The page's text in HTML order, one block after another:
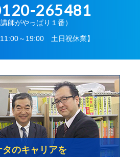
265481
講師がやっぱり１番）
11:00～19:00 土日祝休業】
タのキャリアを